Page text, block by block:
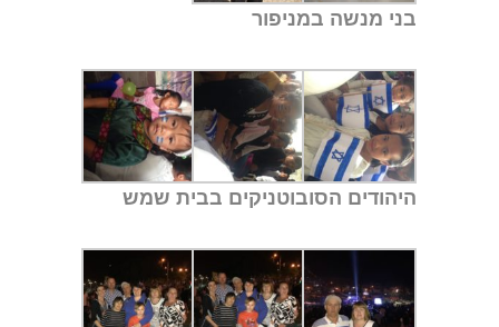
בני מנשה במניפור
היהודים הסובוטניקים בבית שמש